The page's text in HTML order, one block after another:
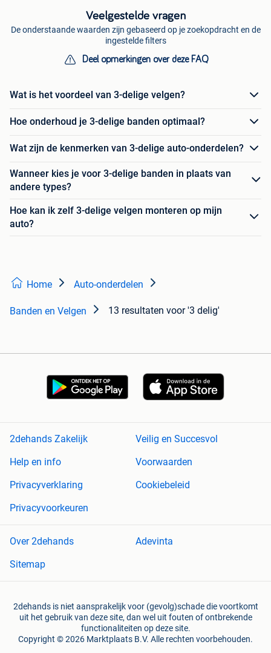
Veelgestelde vragen
De onderstaande waarden zijn gebaseerd op je zoekopdracht en de
ingestelde filters
Deel opmerkingen over deze FAQ
Wat is het voordeel van 3-delige velgen?
Hoe onderhoud je 3-delige banden optimaal?
Wat zijn de kenmerken van 3-delige auto-onderdelen?
Wanneer kies je voor 3-delige banden in plaats van
andere types?
Hoe kan ik zelf 3-delige velgen monteren op mijn
auto?
Home Auto-onderdelen
Banden en Velgen 13 resultaten voor '3 delig'
2dehands Zakelijk
Veilig en Succesvol
Help en info
Voorwaarden
Privacyverklaring
Cookiebeleid
Privacyvoorkeuren
Over 2dehands
Adevinta
Sitemap
2dehands is niet aansprakelijk voor (gevolg)schade die voortkomt
uit het gebruik van deze site, dan wel uit fouten of ontbrekende
functionaliteiten op deze site.
Copyright © 2026 Marktplaats B.V. Alle rechten voorbehouden.